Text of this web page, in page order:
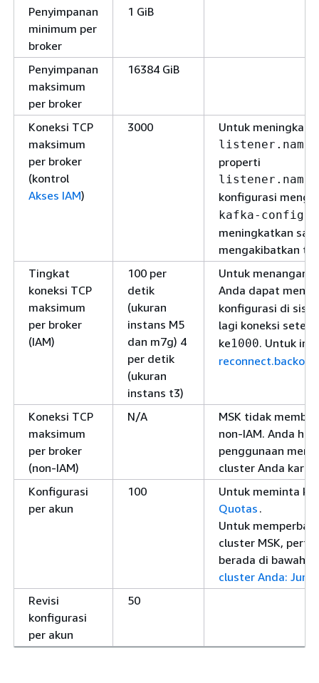
Penyimpanan
minimum per
broker
1 GiB
Penyimpanan
maksimum
per broker
16384 GiB
Koneksi TCP
maksimum
per broker
(kontrol
Akses IAM)
3000 Untuk
properti
konfigurasi
kafka-
meningkatkan
mengakibatkan
Tingkat
koneksi TCP
maksimum
per broker
(IAM)
100 per
detik
(ukuran
instans M5
dan m7g) 4
per detik
(ukuran
instans t3)
Untuk menangani
Anda dapat
konfigurasi di sisi
lagi koneksi
ke1000. Untuk
Koneksi TCP
maksimum
per broker
(non-IAM)
N/A
MSK tidak
non-IAM. Anda
penggunaan
cluster Anda
Konfigurasi
per akun
100
Untuk meminta
Quotas .
Untuk
cluster MSK,
berada di bawah
cluster Anda:
Revisi
konfigurasi
per akun
50